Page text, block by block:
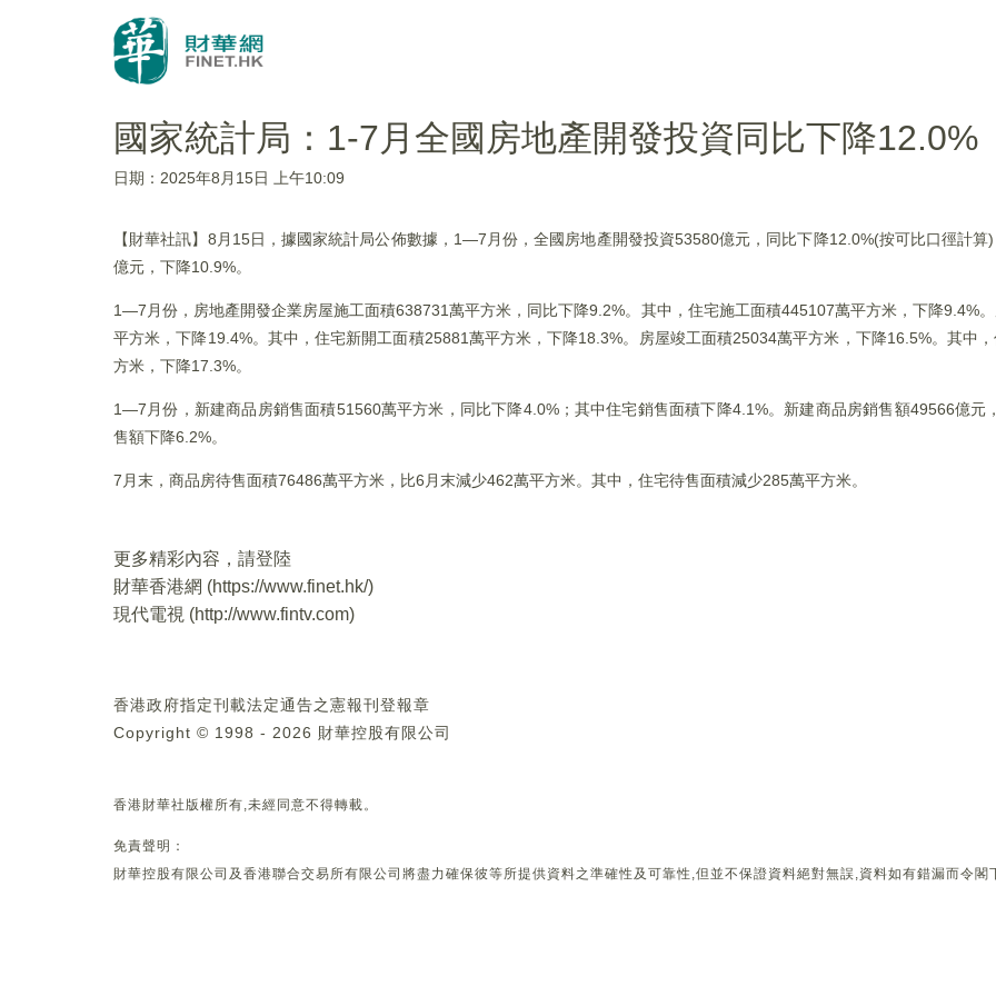
國家統計局：1-7月全國房地產開發投資同比下降12.0%
日期：2025年8月15日 上午10:09
【財華社訊】8月15日，據國家統計局公佈數據，1—7月份，全國房地產開發投資53580億元，同比下降12.0%(按可比口徑計算
億元，下降10.9%。
1—7月份，房地產開發企業房屋施工面積638731萬平方米，同比下降9.2%。其中，住宅施工面積445107萬平方米，下降9.4%
平方米，下降19.4%。其中，住宅新開工面積25881萬平方米，下降18.3%。房屋竣工面積25034萬平方米，下降16.5%。其中
方米，下降17.3%。
1—7月份，新建商品房銷售面積51560萬平方米，同比下降4.0%；其中住宅銷售面積下降4.1%。新建商品房銷售額49566億元
售額下降6.2%。
7月末，商品房待售面積76486萬平方米，比6月末減少462萬平方米。其中，住宅待售面積減少285萬平方米。
更多精彩內容，請登陸
財華香港網 (https://www.finet.hk/)
現代電視 (http://www.fintv.com)
香港政府指定刊載法定通告之憲報刊登報章
Copyright © 1998 - 2026 財華控股有限公司
香港財華社版權所有,未經同意不得轉載。
免責聲明：
財華控股有限公司及香港聯合交易所有限公司將盡力確保彼等所提供資料之準確性及可靠性,但並不保證資料絕對無誤,資料如有錯漏而令閣